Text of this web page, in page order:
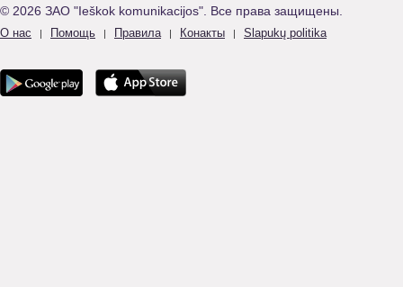
© 2026 ЗАО "Ieškok komunikacijos". Все права защищены.
О нас | Помощь | Правила | Конакты | Slapukų politika